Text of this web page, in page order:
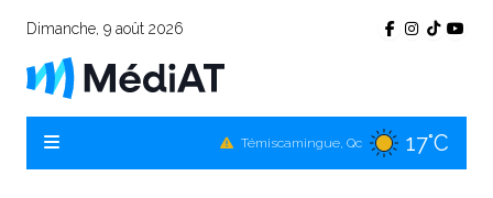
Dimanche, 9 août 2026
17°C
16°C